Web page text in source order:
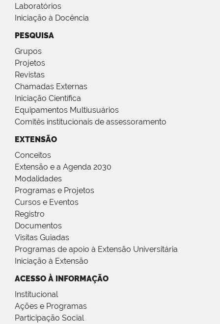
Laboratórios
Iniciação à Docência
PESQUISA
Grupos
Projetos
Revistas
Chamadas Externas
Iniciação Científica
Equipamentos Multiusuários
Comitês institucionais de assessoramento
EXTENSÃO
Conceitos
Extensão e a Agenda 2030
Modalidades
Programas e Projetos
Cursos e Eventos
Registro
Documentos
Visitas Guiadas
Programas de apoio à Extensão Universitária
Iniciação à Extensão
ACESSO À INFORMAÇÃO
Institucional
Ações e Programas
Participação Social